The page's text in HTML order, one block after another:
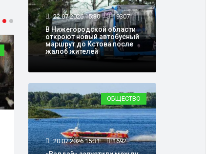
ОБЩЕСТВО
24.07.2026 15:31 1668
В Нижегородской
области разрешили
22.07.2026 15:30 19307
В Нижегородской области
откроют новый автобусный
маршрут до Кстова после
жалоб жителей
ОБЩЕСТВО
20.07.2026 15:31 1692